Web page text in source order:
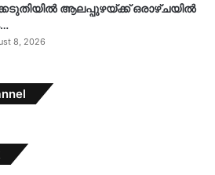
ആലപ്പുഴയ്ക്ക് ഒരാഴ്ചയിൽ
8, 2026